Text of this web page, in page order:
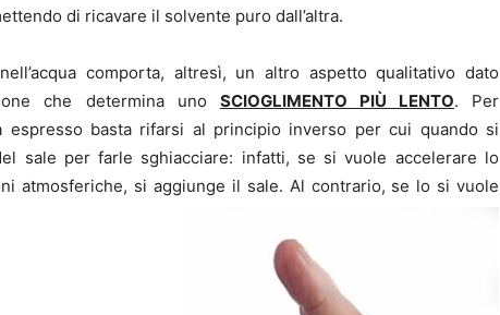
di ricavare il solvente puro dall’altra.
comporta, altresì, un altro aspetto qualitativo dato
che determina uno SCIOGLIMENTO PIÙ LENTO. Per
espresso basta rifarsi al principio inverso per cui quando si
sale per farle sghiacciare: infatti, se si vuole accelerare lo
atmosferiche, si aggiunge il sale. Al contrario, se lo si vuole